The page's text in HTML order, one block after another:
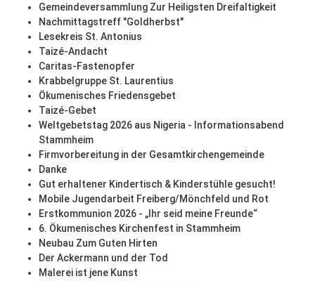
Gemeindeversammlung Zur Heiligsten Dreifaltigkeit
Nachmittagstreff "Goldherbst"
Lesekreis St. Antonius
Taizé-Andacht
Caritas-Fastenopfer
Krabbelgruppe St. Laurentius
Ökumenisches Friedensgebet
Taizé-Gebet
Weltgebetstag 2026 aus Nigeria - Informationsabend
Stammheim
Firmvorbereitung in der Gesamtkirchengemeinde
Danke
Gut erhaltener Kindertisch & Kinderstühle gesucht!
Mobile Jugendarbeit Freiberg/Mönchfeld und Rot
Erstkommunion 2026 - „Ihr seid meine Freunde“
6. Ökumenisches Kirchenfest in Stammheim
Neubau Zum Guten Hirten
Der Ackermann und der Tod
Malerei ist jene Kunst